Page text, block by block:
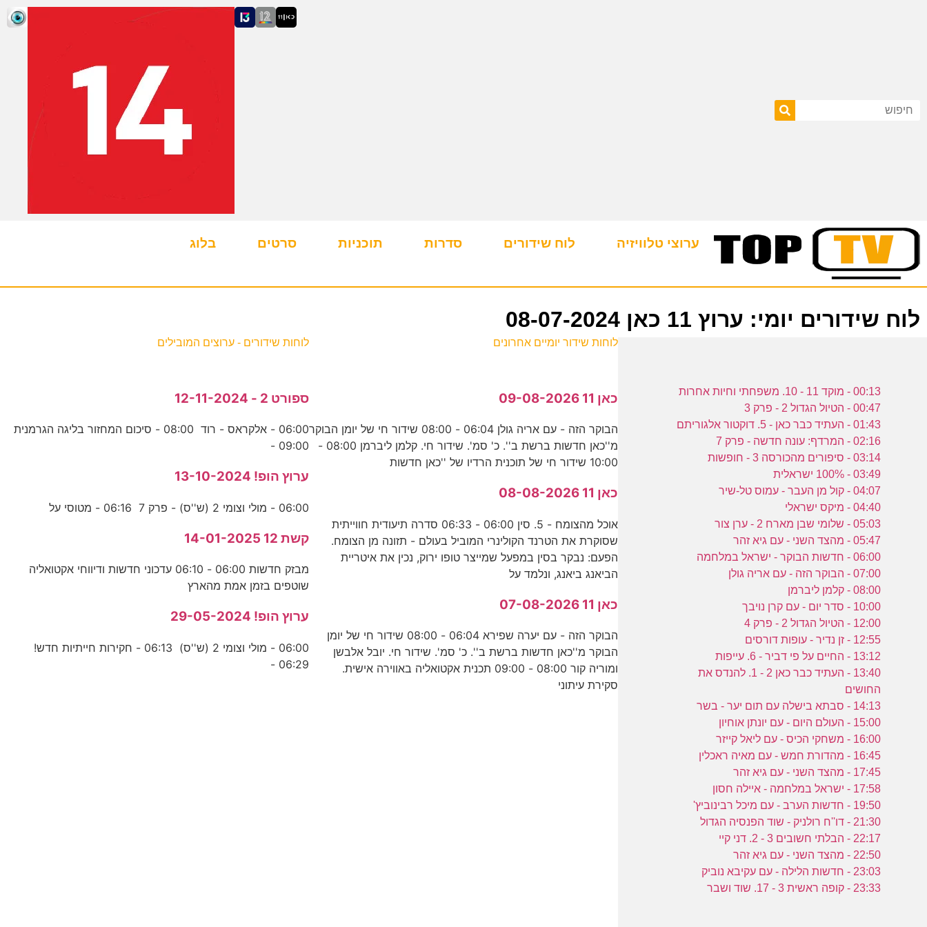
ערוצי טלוויזיה לוח שידורים סדרות תוכניות סרטים בלוג
לוח שידורים יומי: ערוץ 11 כאן 08-07-2024
00:13 - מוקד 11 - 10. משפחתי וחיות אחרות
00:47 - הטיול הגדול 2 - פרק 3
01:43 - העתיד כבר כאן - 5. דוקטור אלגוריתם
02:16 - המרדף: עונה חדשה - פרק 7
03:14 - סיפורים מהכורסה 3 - חופשות
03:49 - 100% ישראלית
04:07 - קול מן העבר - עמוס טל-שיר
04:40 - מיקס ישראלי
05:03 - שלומי שבן מארח 2 - ערן צור
05:47 - מהצד השני - עם גיא זהר
06:00 - חדשות הבוקר - ישראל במלחמה
07:00 - הבוקר הזה - עם אריה גולן
08:00 - קלמן ליברמן
10:00 - סדר יום - עם קרן נויבך
12:00 - הטיול הגדול 2 - פרק 4
12:55 - זן נדיר - עופות דורסים
13:12 - החיים על פי דביר - 6. עייפות
13:40 - העתיד כבר כאן 2 - 1. להנדס את
החושים
14:13 - סבתא בישלה עם תום יער - בשר
15:00 - העולם היום - עם יונתן אוחיון
16:00 - משחקי הכיס - עם ליאל קייזר
16:45 - מהדורת חמש - עם מאיה ראכלין
17:45 - מהצד השני - עם גיא זהר
17:58 - ישראל במלחמה - איילה חסון
19:50 - חדשות הערב - עם מיכל רבינוביץ'
21:30 - דו''ח רולניק - שוד הפנסיה הגדול
22:17 - הבלתי חשובים 3 - 2. דני קיי
22:50 - מהצד השני - עם גיא זהר
23:03 - חדשות הלילה - עם עקיבא נוביק
23:33 - קופה ראשית 3 - 17. שוד ושבר
לוחות שידור יומיים אחרונים
כאן 11 09-08-2026
הבוקר הזה - עם אריה גולן 06:04 - 08:00 שידור חי של יומן הבוקר
מ''כאן חדשות ברשת ב''. כ' סמ'. שידור חי. קלמן ליברמן 08:00 -
10:00 שידור חי של תוכנית הרדיו של ''כאן חדשות
כאן 11 08-08-2026
אוכל מהצומח - 5. סין 06:00 - 06:33 סדרה תיעודית חווייתית
שסוקרת את הטרנד הקולינרי המוביל בעולם - תזונה מן הצומח.
הפעם: נבקר בסין במפעל שמייצר טופו ירוק, נכין את איטריית
הביאנג ביאנג, ונלמד על
כאן 11 07-08-2026
הבוקר הזה - עם יערה שפירא 06:04 - 08:00 שידור חי של יומן
הבוקר מ''כאן חדשות ברשת ב''. כ' סמ'. שידור חי. יובל אלבשן
ומוריה קור 08:00 - 09:00 תכנית אקטואליה באווירה אישית.
סקירת עיתוני
לוחות שידורים - ערוצים המובילים
ספורט 2 - 12-11-2024
06:00 - אלקראס - רוד 08:00 - סיכום המחזור בליגה הגרמנית
09:00 -
ערוץ הופ! 13-10-2024
06:00 - מולי וצומי 2 (ש''ס) - פרק 7 06:16 - מטוסי על
קשת 12 14-01-2025
מבזק חדשות 06:00 - 06:10 עדכוני חדשות ודיווחי אקטואליה
שוטפים בזמן אמת מהארץ
ערוץ הופ! 29-05-2024
06:00 - מולי וצומי 2 (ש''ס) 06:13 - חקירות חייתיות חדש!
06:29 -